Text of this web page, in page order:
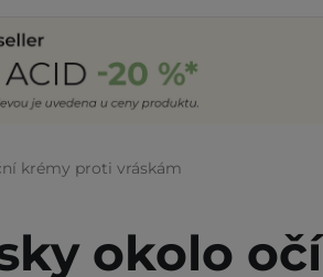
krémy proti vráskám
okolo očí